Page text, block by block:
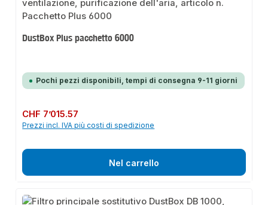
DustBox Plus pacchetto 6000
Pochi pezzi disponibili, tempi di consegna 9-11 giorni
Prezzo normale:
CHF 7’015.57
Prezzi incl. IVA più costi di spedizione
Nel carrello